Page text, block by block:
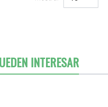
INTERESAR